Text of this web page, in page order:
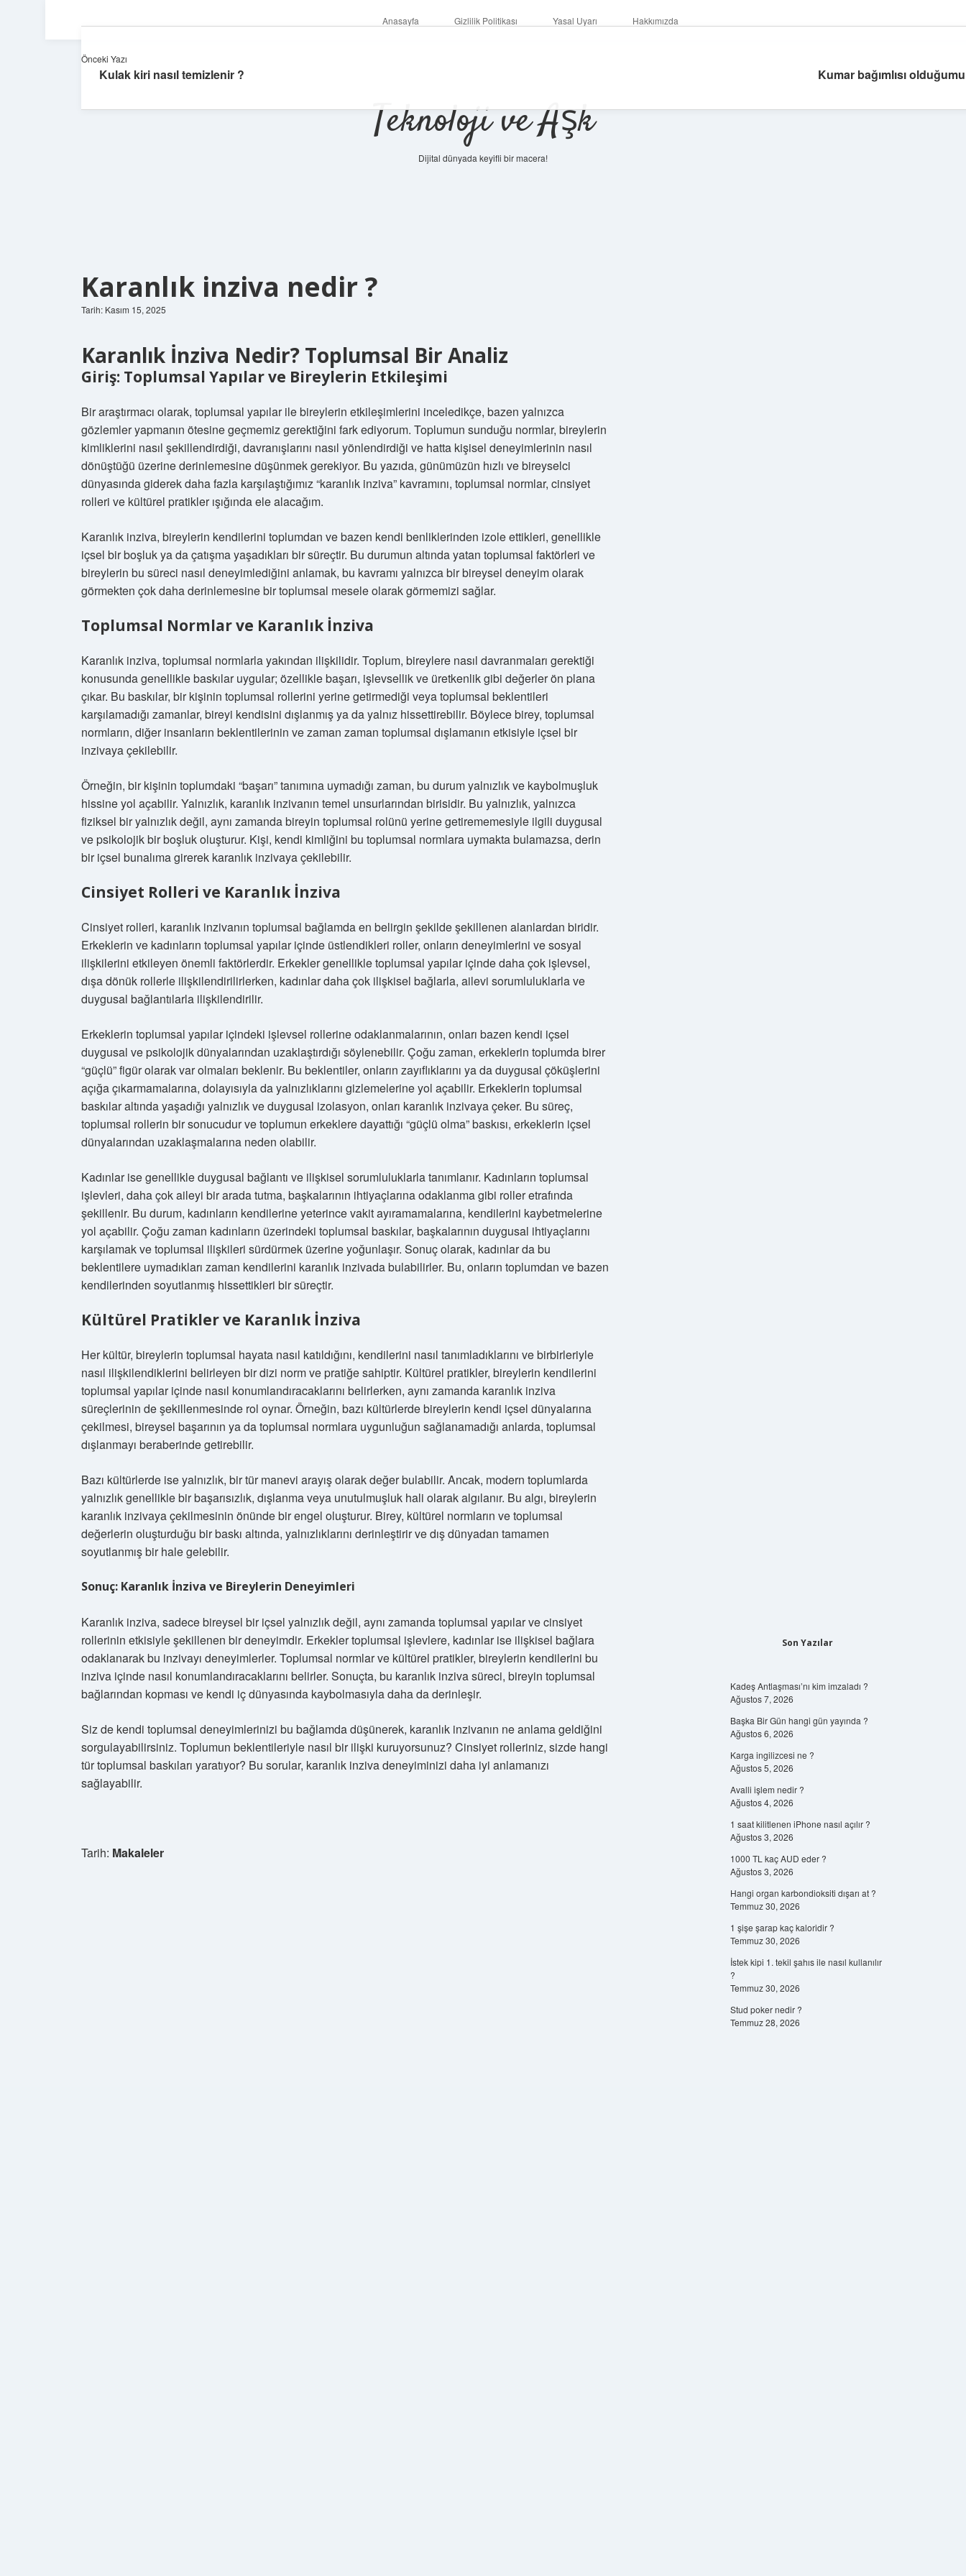
Anasayfa Gizlilik Politikası Yasal Uyarı Hakkımızda
Teknoloji ve Aşk
Dijital dünyada keyifli bir macera!
Karanlık inziva nedir ?
Tarih: Kasım 15, 2025
Karanlık İnziva Nedir? Toplumsal Bir Analiz
Giriş: Toplumsal Yapılar ve Bireylerin Etkileşimi
Bir araştırmacı olarak, toplumsal yapılar ile bireylerin etkileşimlerini inceledikçe, bazen yalnızca
gözlemler yapmanın ötesine geçmemiz gerektiğini fark ediyorum. Toplumun sunduğu normlar, bireylerin
kimliklerini nasıl şekillendirdiği, davranışlarını nasıl yönlendirdiği ve hatta kişisel deneyimlerinin nasıl
dönüştüğü üzerine derinlemesine düşünmek gerekiyor. Bu yazıda, günümüzün hızlı ve bireyselci
dünyasında giderek daha fazla karşılaştığımız “karanlık inziva” kavramını, toplumsal normlar, cinsiyet
rolleri ve kültürel pratikler ışığında ele alacağım.
Karanlık inziva, bireylerin kendilerini toplumdan ve bazen kendi benliklerinden izole ettikleri, genellikle
içsel bir boşluk ya da çatışma yaşadıkları bir süreçtir. Bu durumun altında yatan toplumsal faktörleri ve
bireylerin bu süreci nasıl deneyimlediğini anlamak, bu kavramı yalnızca bir bireysel deneyim olarak
görmekten çok daha derinlemesine bir toplumsal mesele olarak görmemizi sağlar.
Toplumsal Normlar ve Karanlık İnziva
Karanlık inziva, toplumsal normlarla yakından ilişkilidir. Toplum, bireylere nasıl davranmaları gerektiği
konusunda genellikle baskılar uygular; özellikle başarı, işlevsellik ve üretkenlik gibi değerler ön plana
çıkar. Bu baskılar, bir kişinin toplumsal rollerini yerine getirmediği veya toplumsal beklentileri
karşılamadığı zamanlar, bireyi kendisini dışlanmış ya da yalnız hissettirebilir. Böylece birey, toplumsal
normların, diğer insanların beklentilerinin ve zaman zaman toplumsal dışlamanın etkisiyle içsel bir
inzivaya çekilebilir.
Örneğin, bir kişinin toplumdaki “başarı” tanımına uymadığı zaman, bu durum yalnızlık ve kaybolmuşluk
hissine yol açabilir. Yalnızlık, karanlık inzivanın temel unsurlarından birisidir. Bu yalnızlık, yalnızca
fiziksel bir yalnızlık değil, aynı zamanda bireyin toplumsal rolünü yerine getirememesiyle ilgili duygusal
ve psikolojik bir boşluk oluşturur. Kişi, kendi kimliğini bu toplumsal normlara uymakta bulamazsa, derin
bir içsel bunalıma girerek karanlık inzivaya çekilebilir.
Cinsiyet Rolleri ve Karanlık İnziva
Cinsiyet rolleri, karanlık inzivanın toplumsal bağlamda en belirgin şekilde şekillenen alanlardan biridir.
Erkeklerin ve kadınların toplumsal yapılar içinde üstlendikleri roller, onların deneyimlerini ve sosyal
ilişkilerini etkileyen önemli faktörlerdir. Erkekler genellikle toplumsal yapılar içinde daha çok işlevsel,
dışa dönük rollerle ilişkilendirilirlerken, kadınlar daha çok ilişkisel bağlarla, ailevi sorumluluklarla ve
duygusal bağlantılarla ilişkilendirilir.
Erkeklerin toplumsal yapılar içindeki işlevsel rollerine odaklanmalarının, onları bazen kendi içsel
duygusal ve psikolojik dünyalarından uzaklaştırdığı söylenebilir. Çoğu zaman, erkeklerin toplumda birer
“güçlü” figür olarak var olmaları beklenir. Bu beklentiler, onların zayıflıklarını ya da duygusal çöküşlerini
açığa çıkarmamalarına, dolayısıyla da yalnızlıklarını gizlemelerine yol açabilir. Erkeklerin toplumsal
baskılar altında yaşadığı yalnızlık ve duygusal izolasyon, onları karanlık inzivaya çeker. Bu süreç,
toplumsal rollerin bir sonucudur ve toplumun erkeklere dayattığı “güçlü olma” baskısı, erkeklerin içsel
dünyalarından uzaklaşmalarına neden olabilir.
Kadınlar ise genellikle duygusal bağlantı ve ilişkisel sorumluluklarla tanımlanır. Kadınların toplumsal
işlevleri, daha çok aileyi bir arada tutma, başkalarının ihtiyaçlarına odaklanma gibi roller etrafında
şekillenir. Bu durum, kadınların kendilerine yeterince vakit ayıramamalarına, kendilerini kaybetmelerine
yol açabilir. Çoğu zaman kadınların üzerindeki toplumsal baskılar, başkalarının duygusal ihtiyaçlarını
karşılamak ve toplumsal ilişkileri sürdürmek üzerine yoğunlaşır. Sonuç olarak, kadınlar da bu
beklentilere uymadıkları zaman kendilerini karanlık inzivada bulabilirler. Bu, onların toplumdan ve bazen
kendilerinden soyutlanmış hissettikleri bir süreçtir.
Kültürel Pratikler ve Karanlık İnziva
Her kültür, bireylerin toplumsal hayata nasıl katıldığını, kendilerini nasıl tanımladıklarını ve birbirleriyle
nasıl ilişkilendiklerini belirleyen bir dizi norm ve pratiğe sahiptir. Kültürel pratikler, bireylerin kendilerini
toplumsal yapılar içinde nasıl konumlandıracaklarını belirlerken, aynı zamanda karanlık inziva
süreçlerinin de şekillenmesinde rol oynar. Örneğin, bazı kültürlerde bireylerin kendi içsel dünyalarına
çekilmesi, bireysel başarının ya da toplumsal normlara uygunluğun sağlanamadığı anlarda, toplumsal
dışlanmayı beraberinde getirebilir.
Bazı kültürlerde ise yalnızlık, bir tür manevi arayış olarak değer bulabilir. Ancak, modern toplumlarda
yalnızlık genellikle bir başarısızlık, dışlanma veya unutulmuşluk hali olarak algılanır. Bu algı, bireylerin
karanlık inzivaya çekilmesinin önünde bir engel oluşturur. Birey, kültürel normların ve toplumsal
değerlerin oluşturduğu bir baskı altında, yalnızlıklarını derinleştirir ve dış dünyadan tamamen
soyutlanmış bir hale gelebilir.
Sonuç: Karanlık İnziva ve Bireylerin Deneyimleri
Karanlık inziva, sadece bireysel bir içsel yalnızlık değil, aynı zamanda toplumsal yapılar ve cinsiyet
rollerinin etkisiyle şekillenen bir deneyimdir. Erkekler toplumsal işlevlere, kadınlar ise ilişkisel bağlara
odaklanarak bu inzivayı deneyimlerler. Toplumsal normlar ve kültürel pratikler, bireylerin kendilerini bu
inziva içinde nasıl konumlandıracaklarını belirler. Sonuçta, bu karanlık inziva süreci, bireyin toplumsal
bağlarından kopması ve kendi iç dünyasında kaybolmasıyla daha da derinleşir.
Siz de kendi toplumsal deneyimlerinizi bu bağlamda düşünerek, karanlık inzivanın ne anlama geldiğini
sorgulayabilirsiniz. Toplumun beklentileriyle nasıl bir ilişki kuruyorsunuz? Cinsiyet rolleriniz, sizde hangi
tür toplumsal baskıları yaratıyor? Bu sorular, karanlık inziva deneyiminizi daha iyi anlamanızı
sağlayabilir.
Tarih: Makaleler
Önceki Yazı
Kulak kiri nasıl temizlenir ? Kumar bağımlısı
Son Yazılar
Kadeş Antlaşması’nı kim imzaladı ?
Ağustos 7, 2026
Başka Bir Gün hangi gün yayında ?
Ağustos 6, 2026
Karga ingilizcesi ne ?
Ağustos 5, 2026
Avalli işlem nedir ?
Ağustos 4, 2026
1 saat kilitlenen iPhone nasıl açılır ?
Ağustos 3, 2026
1000 TL kaç AUD eder ?
Ağustos 3, 2026
Hangi organ karbondioksiti dışarı at ?
Temmuz 30, 2026
1 şişe şarap kaç kaloridir ?
Temmuz 30, 2026
İstek kipi 1. tekil şahıs ile nasıl kullanılır
?
Temmuz 30, 2026
Stud poker nedir ?
Temmuz 28, 2026